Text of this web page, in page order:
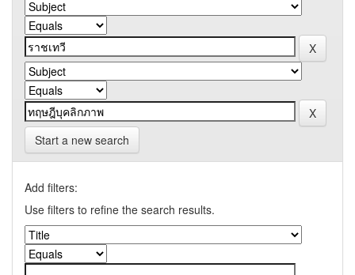
Start a new search
Add filters:
Use filters to refine the search results.